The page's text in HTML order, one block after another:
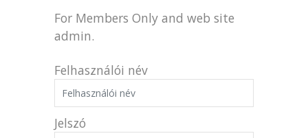
For Members Only and web site
admin.
Felhasználói név
Jelszó